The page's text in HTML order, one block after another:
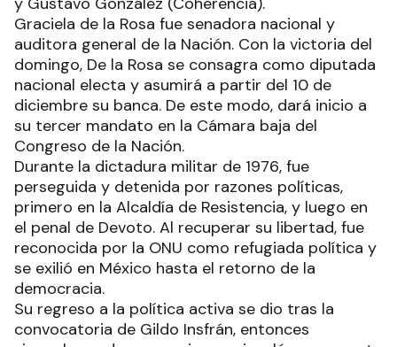
Graciela de la Rosa fue senadora nacional y
auditora general de la Nación. Con la victoria del
domingo, De la Rosa se consagra como diputada
nacional electa y asumirá a partir del 10 de
diciembre su banca. De este modo, dará inicio a
su tercer mandato en la Cámara baja del
Congreso de la Nación.
Durante la dictadura militar de 1976, fue
perseguida y detenida por razones políticas,
primero en la Alcaldía de Resistencia, y luego en
el penal de Devoto. Al recuperar su libertad, fue
reconocida por la ONU como refugiada política y
se exilió en México hasta el retorno de la
democracia.
Su regreso a la política activa se dio tras la
convocatoria de Gildo Insfrán, entonces